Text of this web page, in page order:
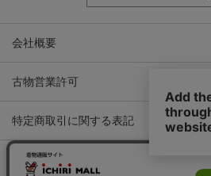
会社概要
古物営業許可
特定商取引に関する表記
プライバシーポリシー